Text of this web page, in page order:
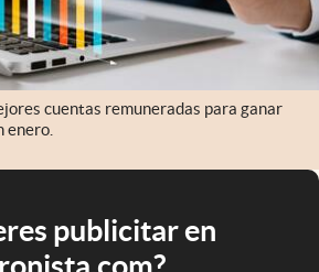
cuentas remuneradas para ganar
enero.
publicitar en